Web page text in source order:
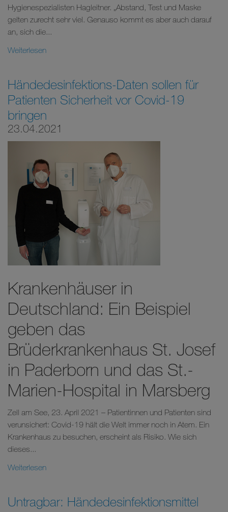
Hygienespezialisten Hagleitner. „Abstand, Test und Maske
gelten zurecht sehr viel. Genauso kommt es aber auch darauf
an, sich die...
Weiterlesen
Händedesinfektions-Daten sollen für
Patienten Sicherheit vor Covid-19
bringen
23.04.2021
Krankenhäuser in
Deutschland: Ein Beispiel
geben das
Brüderkrankenhaus St. Josef
in Paderborn und das St.-
Marien-Hospital in Marsberg
Zell am See, 23. April 2021 – Patientinnen und Patienten sind
verunsichert: Covid-19 hält die Welt immer noch in Atem. Ein
Krankenhaus zu besuchen, erscheint als Risiko. Wie sich
dieses...
Weiterlesen
Untragbar: Händedesinfektionsmittel